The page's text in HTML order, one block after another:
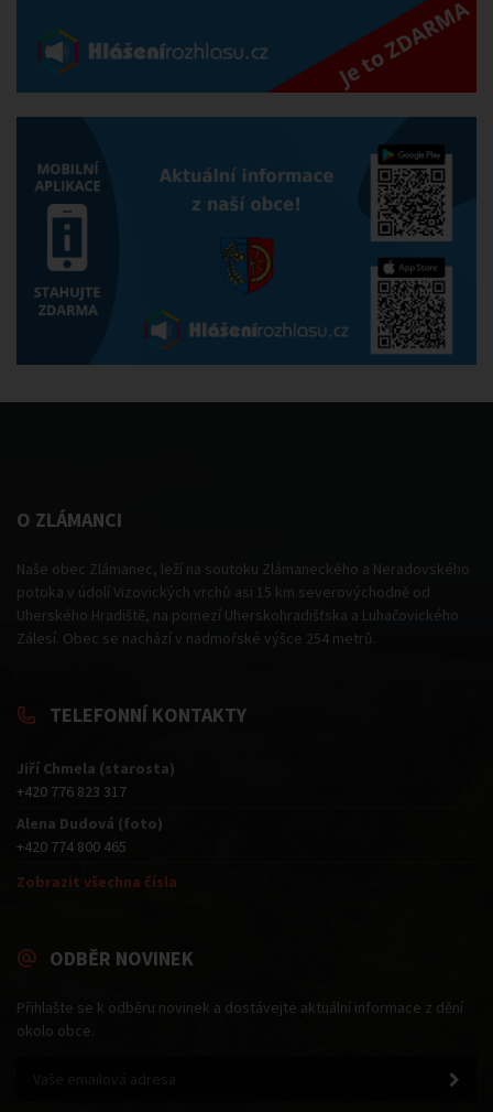
O ZLÁMANCI
Naše obec Zlámanec, leží na soutoku Zlámaneckého a Neradovského
potoka v údolí Vizovických vrchů asi 15 km severovýchodně od
Uherského Hradiště, na pomezí Uherskohradišťska a Luhačovického
Zálesí. Obec se nachází v nadmořské výšce 254 metrů.
TELEFONNÍ KONTAKTY
Jiří Chmela (starosta)
+420 776 823 317
Alena Dudová (foto)
+420 774 800 465
Zobrazit všechna čísla
ODBĚR NOVINEK
Přihlašte se k odběru novinek a dostávejte aktuální informace z dění
okolo obce.